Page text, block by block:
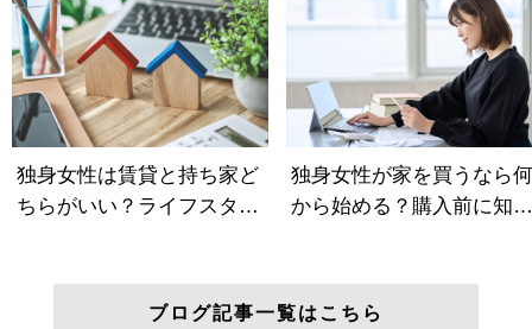
ブログ記事一覧はこちら